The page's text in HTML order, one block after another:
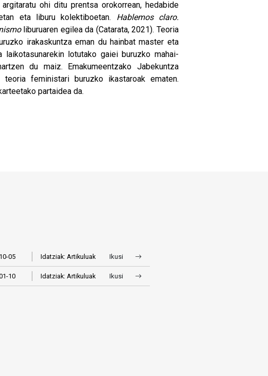
ohi ditu prentsa orokorrean, hedabide
eta liburu kolektiboetan. Hablemos claro.
liburuaren egilea da (Catarata, 2021). Teoria
irakaskuntza eman du hainbat master eta
laikotasunarekin lotutako gaiei buruzko mahai-
du maiz. Emakumeentzako Jabekuntza
feministari buruzko ikastaroak ematen.
partaidea da.
05 Idatziak: Artikuluak Ikusi
10 Idatziak: Artikuluak Ikusi